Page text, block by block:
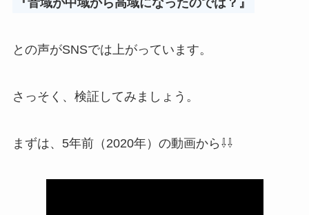
『音域が中域から高域になったのでは？』
との声がSNSでは上がっています。
さっそく、検証してみましょう。
まずは、5年前（2020年）の動画から⇩⇩